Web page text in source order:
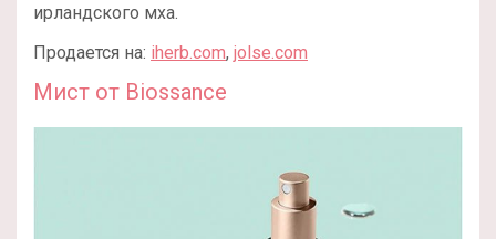
ирландского мха.
Продается на: iherb.com, jolse.com
Мист от Biossance